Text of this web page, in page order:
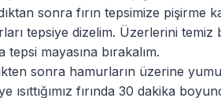
sonra fırın tepsimize pişirme
tepsiye dizelim. Üzerlerini
mayasına bırakalım.
sonra hamurların üzerine
ısıttığımız fırında 30 dakika